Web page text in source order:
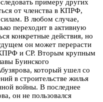
примеру других
от членства в КПРФ,
В любом случае,
переходит в активную
конкретные действия, но
он может перерасти
и СР. Вторым крупным
Буинского
который ушел со
в строительстве жилья
войны. В последнее
он не пользовался